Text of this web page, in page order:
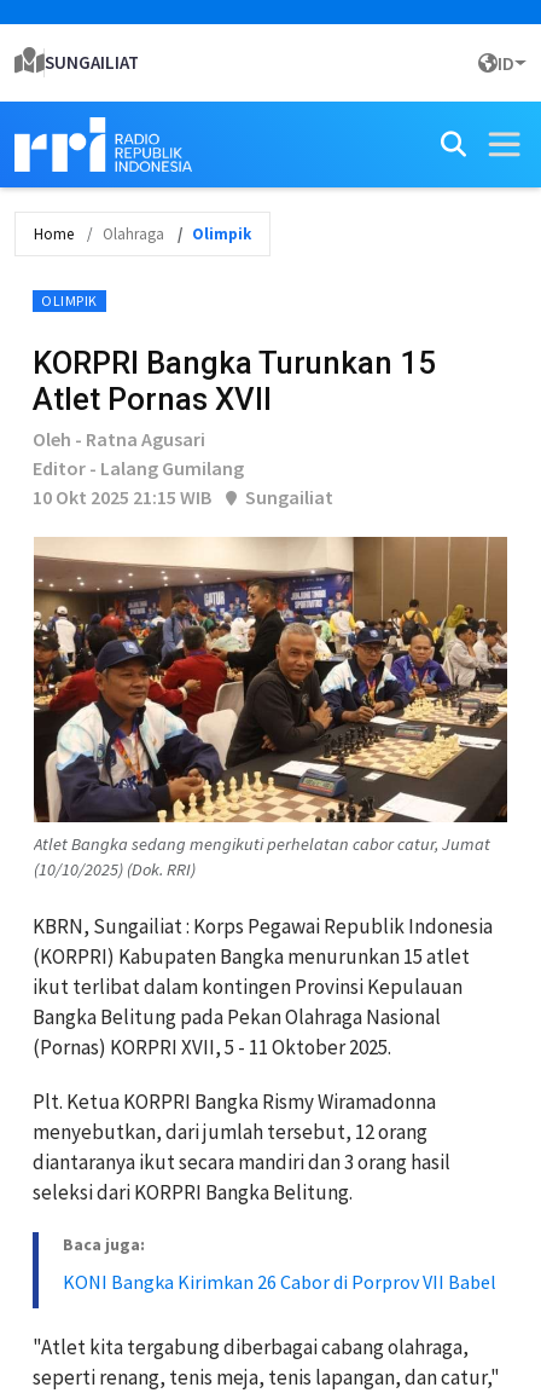
SUNGAILIAT ID
Home Olahraga Olimpik
OLIMPIK
KORPRI Bangka Turunkan 15
Atlet Pornas XVII
Oleh - Ratna Agusari
Editor - Lalang Gumilang
10 Okt 2025 21:15 WIB
Sungailiat
Atlet Bangka sedang mengikuti perhelatan cabor catur, Jumat
(10/10/2025) (Dok. RRI)
KBRN, Sungailiat : Korps Pegawai Republik Indonesia
(KORPRI) Kabupaten Bangka menurunkan 15 atlet
ikut terlibat dalam kontingen Provinsi Kepulauan
Bangka Belitung pada Pekan Olahraga Nasional
(Pornas) KORPRI XVII, 5 - 11 Oktober 2025.
Plt. Ketua KORPRI Bangka Rismy Wiramadonna
menyebutkan, dari jumlah tersebut, 12 orang
diantaranya ikut secara mandiri dan 3 orang hasil
seleksi dari KORPRI Bangka Belitung.
Baca juga:
KONI Bangka Kirimkan 26 Cabor di Porprov VII Babel
"Atlet kita tergabung diberbagai cabang olahraga,
seperti renang, tenis meja, tenis lapangan, dan catur,"